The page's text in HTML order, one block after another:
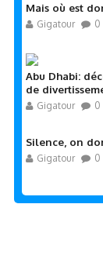
Mais où est
Gigatour 0
Abu Dhabi:
de
Gigatour 0
Silence, on
Gigatour 0